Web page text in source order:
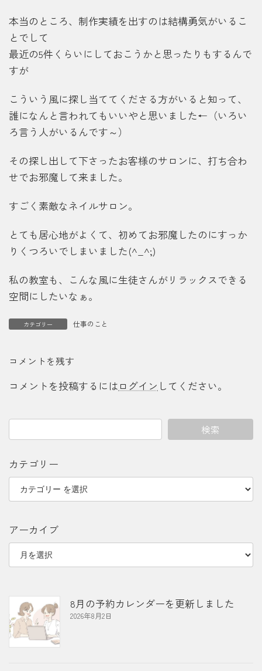
本当のところ、制作実績を出すのは結構勇気がいるこ
とでして
最近の5件くらいにしておこうかと思ったりもするんで
すが
こういう風に探し当ててくださる方がいると知って、
誰になんと言われてもいいやと思いました←（いろい
ろ言う人がいるんです～）
その探し出して下さったお客様のサロンに、打ち合わ
せでお邪魔して来ました。
すごく素敵なネイルサロン。
とても居心地がよくて、初めてお邪魔したのにすっか
りくつろいでしまいました(^_^;)
私の教室も、こんな風に生徒さんがリラックスできる
空間にしたいなぁ。
カテゴリー 仕事のこと
コメントを残す
コメントを投稿するには ログイン してください。
検索
カテゴリー
アーカイブ
8月の予約カレンダーを更新しました
2026年8月2日